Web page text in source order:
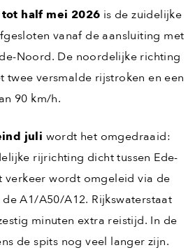
half mei 2026 is de zuidelijke
vanaf de aansluiting met
Noord. De noordelijke richting
twee versmalde rijstroken en een
90 km/h.
juli wordt het omgedraaid:
rijrichting dicht tussen Ede-
verkeer wordt omgeleid via de
A1/A50/A12. Rijkswaterstaat
minuten extra reistijd. In de
de spits nog veel langer zijn.